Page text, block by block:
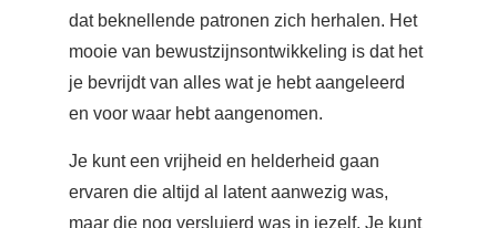
dat beknellende patronen zich herhalen. Het
mooie van bewustzijnsontwikkeling is dat het
je bevrijdt van alles wat je hebt aangeleerd
en voor waar hebt aangenomen.
Je kunt een vrijheid en helderheid gaan
ervaren die altijd al latent aanwezig was,
maar die nog versluierd was in jezelf. Je kunt